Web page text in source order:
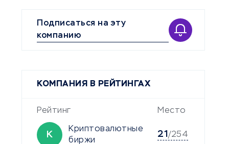
Подписаться на эту
компанию
КОМПАНИЯ В РЕЙТИНГАХ
Рейтинг Место
К
Криптовалютные
биржи
21/254